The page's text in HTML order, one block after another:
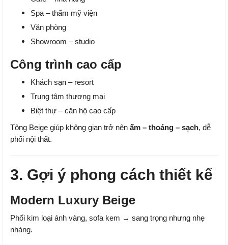
Spa – thẩm mỹ viện
Văn phòng
Showroom – studio
Công trình cao cấp
Khách sạn – resort
Trung tâm thương mại
Biệt thự – căn hộ cao cấp
Tông Beige giúp không gian trở nên ấm – thoáng – sạch, dễ
phối nội thất.
3. Gợi ý phong cách thiết kế
Modern Luxury Beige
Phối kim loại ánh vàng, sofa kem → sang trọng nhưng nhẹ
nhàng.